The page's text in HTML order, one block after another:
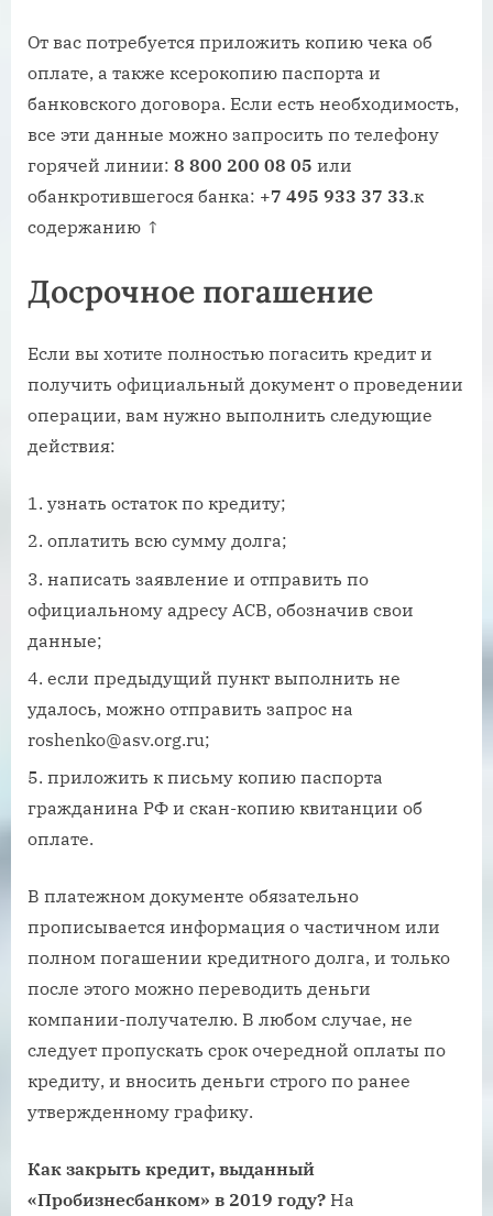
От вас потребуется приложить копию чека об
оплате, а также ксерокопию паспорта и
банковского договора. Если есть необходимость,
все эти данные можно запросить по телефону
горячей линии: 8 800 200 08 05 или
обанкротившегося банка: +7 495 933 37 33.к
содержанию ↑
Досрочное погашение
Если вы хотите полностью погасить кредит и
получить официальный документ о проведении
операции, вам нужно выполнить следующие
действия:
узнать остаток по кредиту;
оплатить всю сумму долга;
написать заявление и отправить по
официальному адресу АСВ, обозначив свои
данные;
если предыдущий пункт выполнить не
удалось, можно отправить запрос на
roshenko@asv.org.ru;
приложить к письму копию паспорта
гражданина РФ и скан-копию квитанции об
оплате.
В платежном документе обязательно
прописывается информация о частичном или
полном погашении кредитного долга, и только
после этого можно переводить деньги
компании-получателю. В любом случае, не
следует пропускать срок очередной оплаты по
кредиту, и вносить деньги строго по ранее
утвержденному графику.
Как закрыть кредит, выданный
«Пробизнесбанком» в 2019 году? На